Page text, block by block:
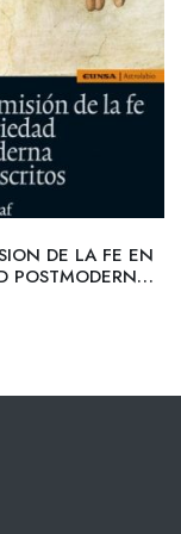
DE LA FE EN
POSTMODERNA